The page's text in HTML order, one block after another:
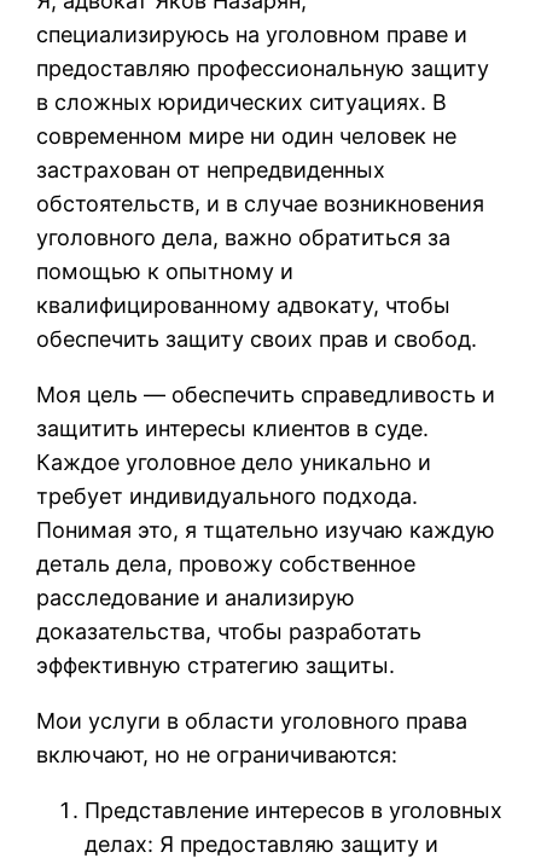
специализируюсь на уголовном праве и
предоставляю профессиональную защиту
в сложных юридических ситуациях. В
современном мире ни один человек не
застрахован от непредвиденных
обстоятельств, и в случае возникновения
уголовного дела, важно обратиться за
помощью к опытному и
квалифицированному адвокату, чтобы
обеспечить защиту своих прав и свобод.
Моя цель — обеспечить справедливость и
защитить интересы клиентов в суде.
Каждое уголовное дело уникально и
требует индивидуального подхода.
Понимая это, я тщательно изучаю каждую
деталь дела, провожу собственное
расследование и анализирую
доказательства, чтобы разработать
эффективную стратегию защиты.
Мои услуги в области уголовного права
включают, но не ограничиваются:
Представление интересов в уголовных
делах: Я предоставляю защиту и